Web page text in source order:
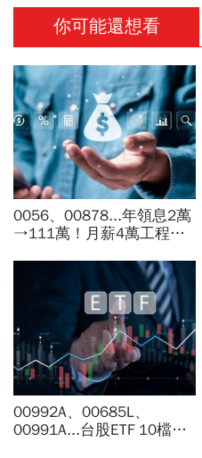
你可能還想看
0056、00878...年領息2萬
→111萬！月薪4萬工程師
少賺捶心肝？現實的帳單更
00992A、00685L、
00991A...台股ETF 10檔打